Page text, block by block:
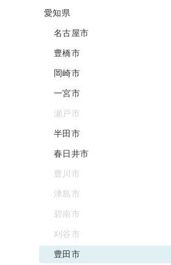
愛知県
名古屋市
豊橋市
岡崎市
一宮市
瀬戸市
半田市
春日井市
豊川市
津島市
碧南市
刈谷市
豊田市